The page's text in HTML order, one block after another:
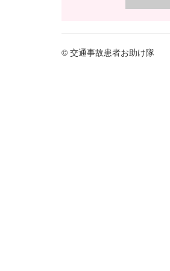
© 交通事故患者お助け隊